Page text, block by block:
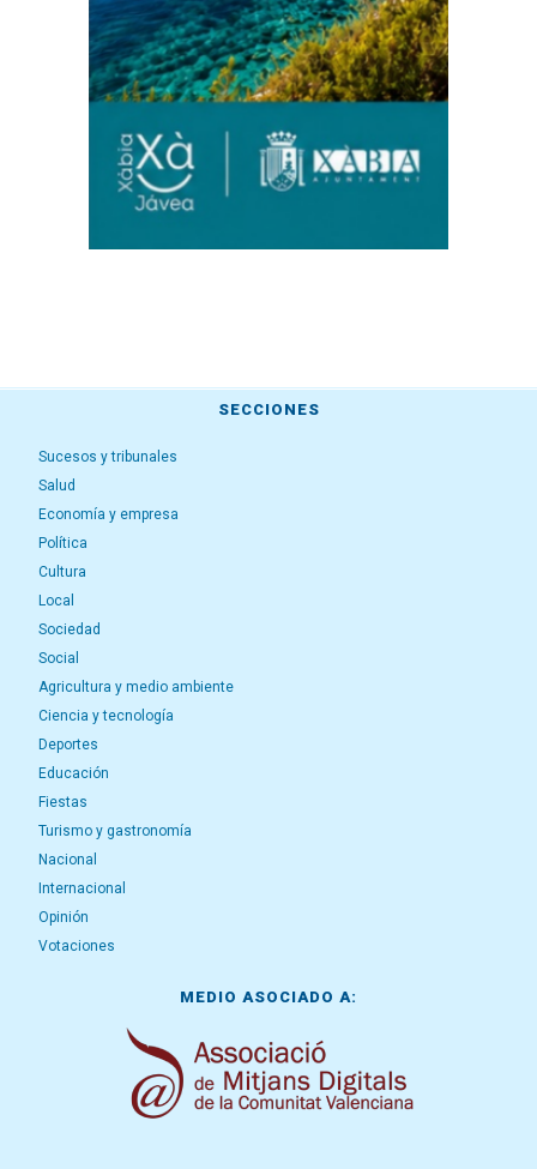
SECCIONES
Sucesos y tribunales
Salud
Economía y empresa
Política
Cultura
Local
Sociedad
Social
Agricultura y medio ambiente
Ciencia y tecnología
Deportes
Educación
Fiestas
Turismo y gastronomía
Nacional
Internacional
Opinión
Votaciones
MEDIO ASOCIADO A: